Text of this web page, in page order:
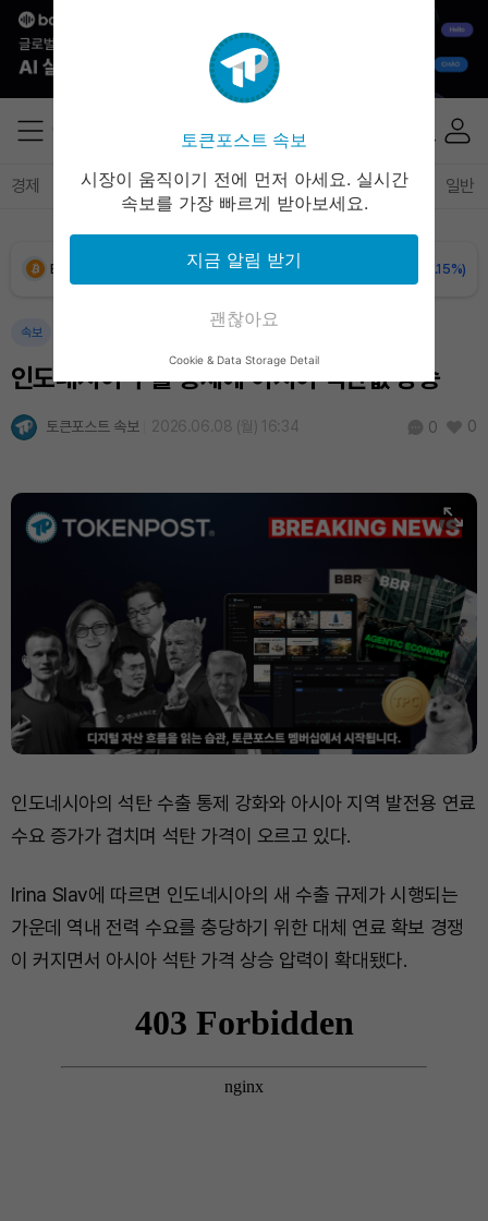
경제 마켓 정책 정치 인사이트 브리핑 속보 일반
Solana (SOL)
Dogecoin (DOGE) ₩
Bitcoin (BTC) (-0.15%)
속보
인도네시아 수출 통제에 아시아 석탄값 상승
토큰포스트 속보 2026.06.08 (월) 16:34 0 0
인도네시아의 석탄 수출 통제 강화와 아시아 지역 발전용 연료
수요 증가가 겹치며 석탄 가격이 오르고 있다.
Irina Slav에 따르면 인도네시아의 새 수출 규제가 시행되는
가운데 역내 전력 수요를 충당하기 위한 대체 연료 확보 경쟁
이 커지면서 아시아 석탄 가격 상승 압력이 확대됐다.
토큰포스트 속보
시장이 움직이기 전에 먼저 아세요. 실시간
속보를 가장 빠르게 받아보세요.
지금 알림 받기
괜찮아요
Cookie & Data Storage Detail